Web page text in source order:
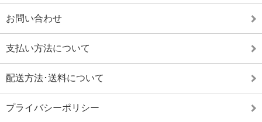
お問い合わせ
支払い方法について
配送方法･送料について
プライバシーポリシー